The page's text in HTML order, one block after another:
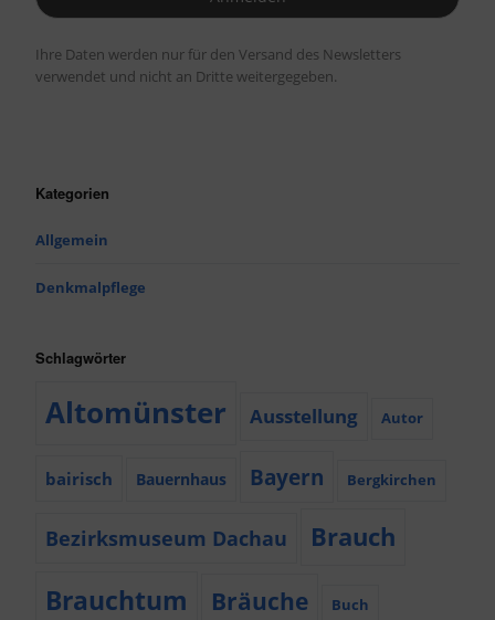
Ihre Daten werden nur für den Versand des Newsletters
verwendet und nicht an Dritte weitergegeben.
Kategorien
Allgemein
Denkmalpflege
Schlagwörter
Altomünster Ausstellung Autor
bairisch Bauernhaus Bayern Bergkirchen
Bezirksmuseum Dachau Brauch
Brauchtum Bräuche Buch